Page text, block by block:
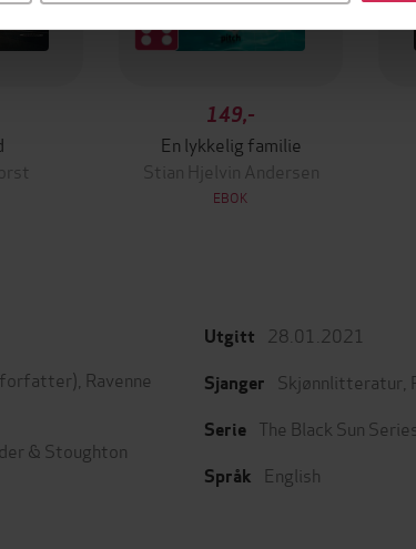
149,-
En lykkelig familie
Stian Hjelvin Andersen
EBOK
Ravenne
& Stoughton
Utgitt 28.01.2021
Sjanger Skjønnlitteratur
Serie The Black Sun
Språk English